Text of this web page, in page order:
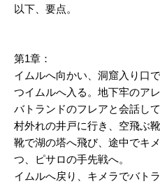
以下、要点。
第1章：
イムルへ向かい、洞窟入り口
つイムルへ入る。地下牢のア
バトランドのフレアと会話し
村外れの井戸に行き、空飛ぶ
靴で湖の塔へ飛び、途中でキ
つ、ピサロの手先戦へ。
イムルへ戻り、キメラでバトラ